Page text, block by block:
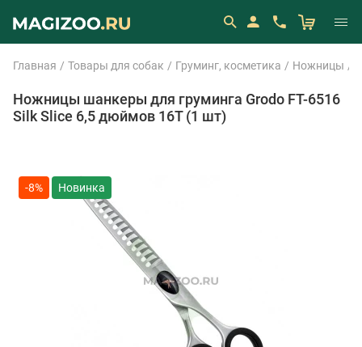
Главная Товары для собак Груминг, косметика Ножницы
Ножницы шанкеры для груминга Grodo FT-6516
Silk Slice 6,5 дюймов 16T (1 шт)
-8%